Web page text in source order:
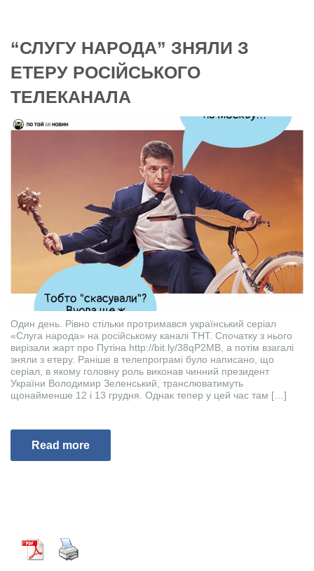
“СЛУГУ НАРОДА” ЗНЯЛИ З
ЕТЕРУ РОСІЙСЬКОГО
ТЕЛЕКАНАЛА
Один день. Рівно стільки протримався український серіал
«Слуга народа» на російському каналі ТНТ. Спочатку з нього
вирізали жарт про Путіна http://bit.ly/38qP2MB, а потім взагалі
зняли з етеру. Раніше в телепрограмі було написано, що
серіал, в якому головну роль виконав чинний президент
України Володимир Зеленський, транслюватимуть
щонайменше 12 і 13 грудня. Однак тепер у цей час там […]
Read more